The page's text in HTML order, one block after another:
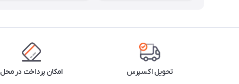
تحویل اکسپرس امکان پرداخت در محل